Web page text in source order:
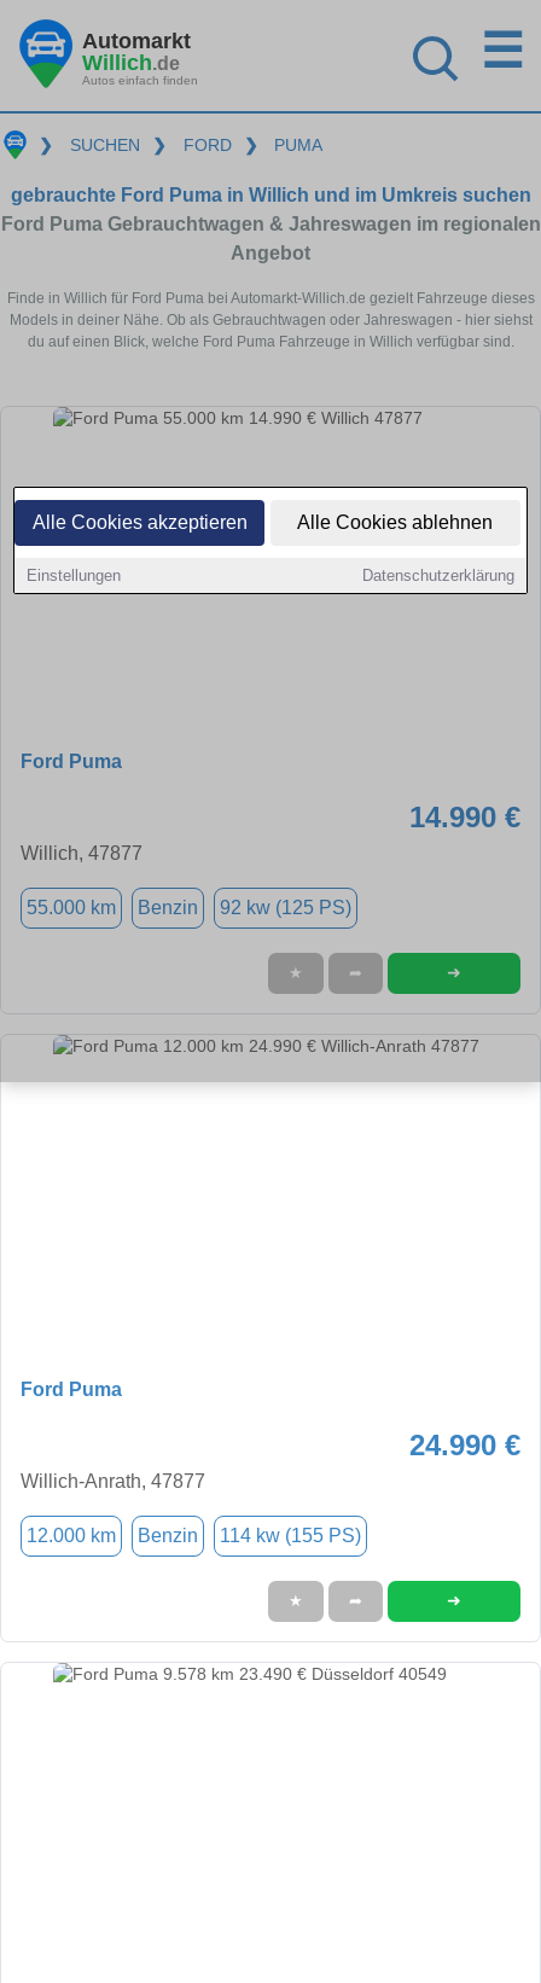
Alle Cookies akzeptieren Alle Cookies ablehnen
Einstellungen Datenschutzerklärung
Automarkt
Willich.de
Autos einfach finden
☰
❯ SUCHEN ❯ FORD ❯ PUMA
gebrauchte Ford Puma in Willich und im Umkreis suchen
Ford Puma Gebrauchtwagen & Jahreswagen im regionalen
Angebot
Finde in Willich für Ford Puma bei Automarkt-Willich.de gezielt Fahrzeuge dieses
Models in deiner Nähe. Ob als Gebrauchtwagen oder Jahreswagen - hier siehst
du auf einen Blick, welche Ford Puma Fahrzeuge in Willich verfügbar sind.
Ford Puma
14.990 €
Willich, 47877
55.000 km Benzin 92 kw (125 PS)
★ ➦ ➜
Ford Puma
24.990 €
Willich-Anrath, 47877
12.000 km Benzin 114 kw (155 PS)
★ ➦ ➜